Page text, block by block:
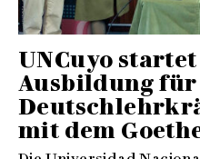
UNCuyo startet
Ausbildung für
mit dem